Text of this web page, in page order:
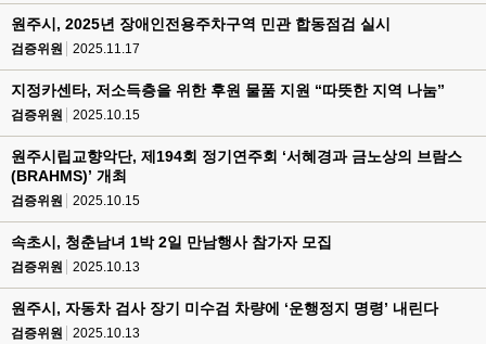
원주시, 2025년 장애인전용주차구역 민관 합동점검 실시
검증위원 2025.11.17
지정카센타, 저소득층을 위한 후원 물품 지원 “따뜻한 지역 나눔”
검증위원 2025.10.15
원주시립교향악단, 제194회 정기연주회 ‘서혜경과 금노상의 브람스
(BRAHMS)’ 개최
검증위원 2025.10.15
속초시, 청춘남녀 1박 2일 만남행사 참가자 모집
검증위원 2025.10.13
원주시, 자동차 검사 장기 미수검 차량에 ‘운행정지 명령’ 내린다
검증위원 2025.10.13